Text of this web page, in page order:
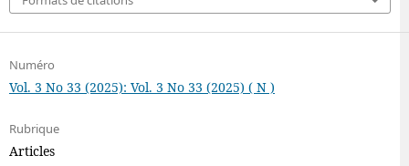
Numéro
Vol. 3 No 33 (2025): Vol. 3 No 33 (2025) ( N )
Rubrique
Articles